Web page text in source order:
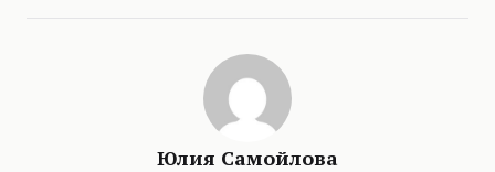
Юлия Самойлова